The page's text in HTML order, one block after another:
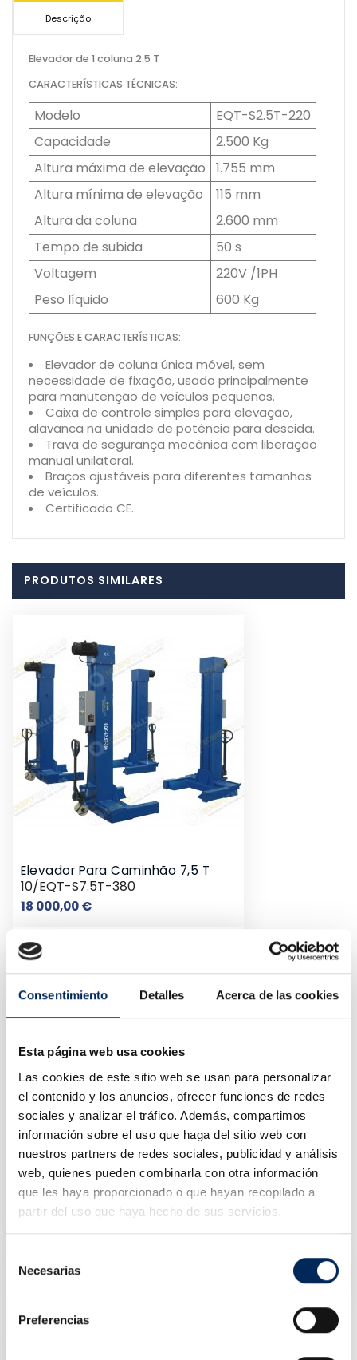
Consentimiento Detalles Acerca de las cookies
Esta página web usa cookies
Las cookies de este sitio web se usan para personalizar
el contenido y los anuncios, ofrecer funciones de redes
sociales y analizar el tráfico. Además, compartimos
información sobre el uso que haga del sitio web con
nuestros partners de redes sociales, publicidad y análisis
web, quienes pueden combinarla con otra información
que les haya proporcionado o que hayan recopilado a
partir del uso que haya hecho de sus servicios.
Necesarias
Preferencias
Descrição
Elevador de 1 coluna 2.5 T
CARACTERÍSTICAS TÉCNICAS:
Modelo
EQT-S2.5T-220
Capacidade
2.500 Kg
Altura máxima de elevação
1.755 mm
Altura mínima de elevação
115 mm
Altura da coluna
2.600 mm
Tempo de subida
50 s
Voltagem
220V /1PH
Peso líquido
600 Kg
FUNÇÕES E CARACTERÍSTICAS:
Elevador de coluna única móvel, sem
necessidade de fixação, usado principalmente
para manutenção de veículos pequenos.
Caixa de controle simples para elevação,
alavanca na unidade de potência para descida.
Trava de segurança mecânica com liberação
manual unilateral.
Braços ajustáveis para diferentes tamanhos
de veículos.
Certificado CE.
PRODUTOS SIMILARES
Elevador Para Caminhão 7,5 T
10/EQT-S7.5T-380
18 000,00 €Preço
Elevador De Estacionamento
10/EQT-1127A
3 500,00 €Preço
Elevador De Carros 2 Colunas 4 Toneladas 220V
10/EQT-4.0-2DE-220
normal